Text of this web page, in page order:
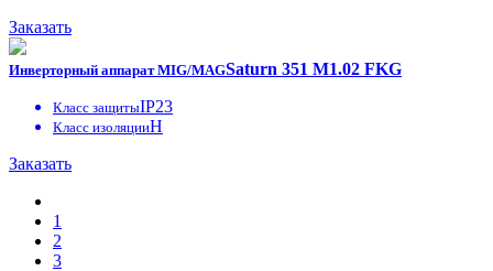
Заказать
Инверторный аппарат MIG/MAGSaturn 351 M1.02 FKG
Класс защитыIP23
Класс изоляцииH
Заказать
1
2
3